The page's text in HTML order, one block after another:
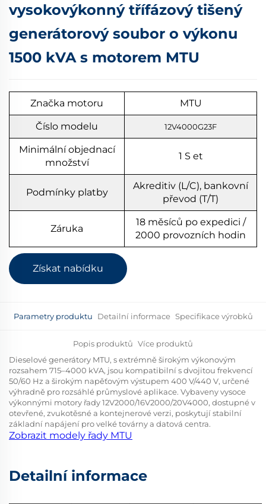
vysokovýkonný třífázový tišený
generátorový soubor o výkonu
1500 kVA s motorem MTU
Značka motoru MTU
Číslo modelu 12V4000G23F
Minimální objednací
množství
1 S et
Podmínky platby
Akreditiv (L/C), bankovní
převod (T/T)
Záruka
18 měsíců po expedici /
2000 provozních hodin
Získat nabídku
Parametry produktu Detailní informace Specifikace výrobků
Popis produktů Více produktů
Dieselové generátory MTU, s extrémně širokým výkonovým
rozsahem 715–4000 kVA, jsou kompatibilní s dvojitou frekvencí
50/60 Hz a širokým napěťovým výstupem 400 V/440 V, určené
výhradně pro rozsáhlé průmyslové aplikace. Vybaveny vysoce
výkonnými motory řady 12V2000/16V2000/20V4000, dostupné v
otevřené, zvukotěsné a kontejnerové verzi, poskytují stabilní
základní napájení pro velké továrny a datová centra.
Zobrazit modely řady MTU
Detailní informace